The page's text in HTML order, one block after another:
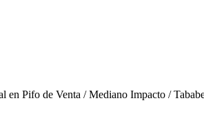
en Pifo de Venta / Mediano Impacto /